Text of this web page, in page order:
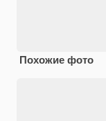
Похожие фото